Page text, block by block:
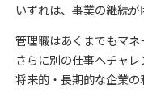
いずれは、事業の継続が
管理職はあくまでもマネ
さらに別の仕事へチャレ
将来的・長期的な企業の